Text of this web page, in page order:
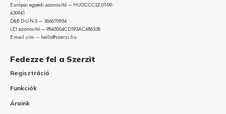
Európai egyedi azonosító – HUOCCCSZ.01-09-
430941
D&B D-U-N-S – 366670954
LEI azonosító – 9845004CD193AC4B6338
E-mail cím – hello@szerzi.hu
Fedezze fel a Szerzit
Regisztráció
Funkciók
Áraink